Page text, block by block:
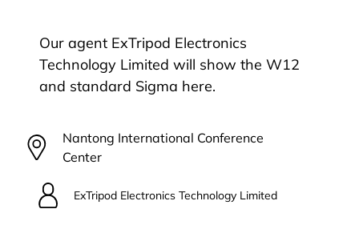
Our agent ExTripod Electronics
Technology Limited will show the W12
and standard Sigma here.
Nantong International Conference
Center
ExTripod Electronics Technology Limited